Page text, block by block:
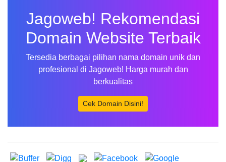
Jagoweb! Rekomendasi
Domain Website Terbaik
Tersedia berbagai pilihan nama domain unik dan
profesional di Jagoweb! Harga murah dan
berkualitas
Cek Domain Disini!